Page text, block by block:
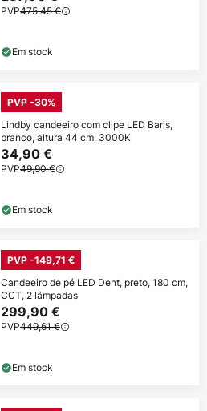
PVP475,45 €
Em stock
PVP -30%
Lindby candeeiro com clipe LED Baris,
branco, altura 44 cm, 3000K
34,90 €
PVP49,90 €
Em stock
PVP -149,71 €
Candeeiro de pé LED Dent, preto, 180 cm,
CCT, 2 lâmpadas
299,90 €
PVP449,61 €
Em stock